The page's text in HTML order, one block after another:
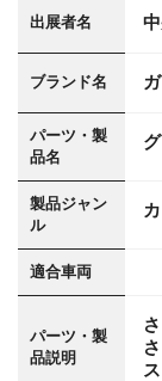
出展者名
ブランド名
パーツ・製
品名
製品ジャン
ル
適合車両
パーツ・製
品説明